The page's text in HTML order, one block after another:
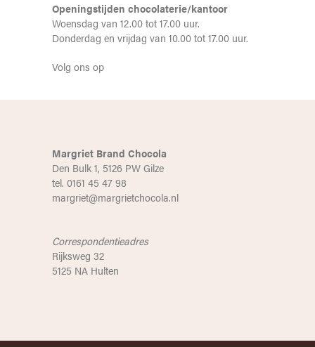
Openingstijden chocolaterie/kantoor
Woensdag van 12.00 tot 17.00 uur.
Donderdag en vrijdag van 10.00 tot 17.00 uur.
Volg ons op
Margriet Brand Chocola
Den Bulk 1, 5126 PW Gilze
tel. 0161 45 47 98
margriet@margrietchocola.nl
Correspondentieadres
Rijksweg 32
5125 NA Hulten